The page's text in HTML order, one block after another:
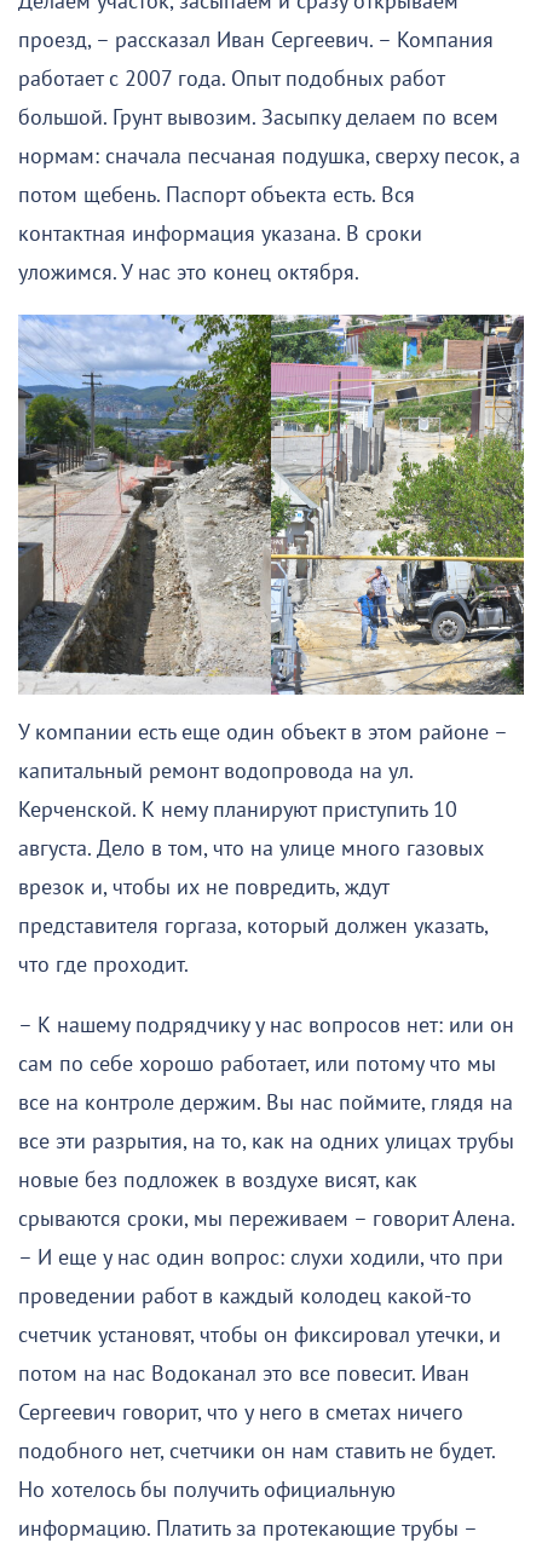
проезд, – рассказал Иван Сергеевич. – Компания
работает с 2007 года. Опыт подобных работ
большой. Грунт вывозим. Засыпку делаем по всем
нормам: сначала песчаная подушка, сверху песок, а
потом щебень. Паспорт объекта есть. Вся
контактная информация указана. В сроки
уложимся. У нас это конец октября.
У компании есть еще один объект в этом районе –
капитальный ремонт водопровода на ул.
Керченской. К нему планируют приступить 10
августа. Дело в том, что на улице много газовых
врезок и, чтобы их не повредить, ждут
представителя горгаза, который должен указать,
что где проходит.
– К нашему подрядчику у нас вопросов нет: или он
сам по себе хорошо работает, или потому что мы
все на контроле держим. Вы нас поймите, глядя на
все эти разрытия, на то, как на одних улицах трубы
новые без подложек в воздухе висят, как
срываются сроки, мы переживаем – говорит Алена.
– И еще у нас один вопрос: слухи ходили, что при
проведении работ в каждый колодец какой-то
счетчик установят, чтобы он фиксировал утечки, и
потом на нас Водоканал это все повесит. Иван
Сергеевич говорит, что у него в сметах ничего
подобного нет, счетчики он нам ставить не будет.
Но хотелось бы получить официальную
информацию. Платить за протекающие трубы –